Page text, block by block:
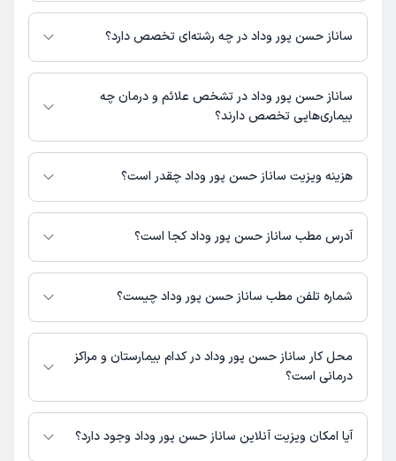
در صورتی کهساناز حسن پور وداددارای پروفایل فعال و نوبت‌دهی باز در پلتفرم
دکترتو باشند، می‌توانید از طریق این پلتفرم برای دریافت نوبت اقدام کنید. در
مطب، شماره تماس، برنامه حضور در مطب، تصاویر پزشک، ساعات کاری و سایر
اطلاعات مرتبط با خدمات پزشکی و نوبت‌گیری ممکن است در پروفایل ایشان در
دکترتو در دسترس باشد
ساناز حسن پور وداد در چه رشته‌ای تخصص دارد؟
ساناز حسن پور وداد در رشته‌های زیر (پیراپزشکی) تخصص دارند:
مامایی
ساناز حسن پور وداد در تشخص علائم و درمان چه
بیماری‌هایی تخصص دارند؟
ساناز حسن پور وداد در تشخیص علائم و درمان بیماری‌های مرتبط با مامایی
فعالیت می‌کنند.
هزینه ویزیت ساناز حسن پور وداد چقدر است؟
برای اطلاع از هزینه ویزیت ساناز حسن پور وداد، لازم است با مطب تماس
بگیرید.آدرس مطب ساناز حسن پور وداد کجا است؟
اطلاعات مربوط به آدرس مطب ساناز حسن پور وداد در حال حاضر در دسترس
نیست. برای دریافت اطلاعات دقیق‌تر، لطفاً با مطب تماس بگیرید.
شماره تلفن مطب ساناز حسن پور وداد چیست؟
شماره تماس مطب ساناز حسن پور وداد در حال حاضر در این صفحه ثبت نشده
محل کار ساناز حسن پور وداد در کدام بیمارستان و مراکز
درمانی است؟
اطلاعاتی درباره محل فعالیت ساناز حسن پور وداد در مراکز درمانی در دسترس
نیست.
آیا امکان ویزیت آنلاین ساناز حسن پور وداد وجود دارد؟